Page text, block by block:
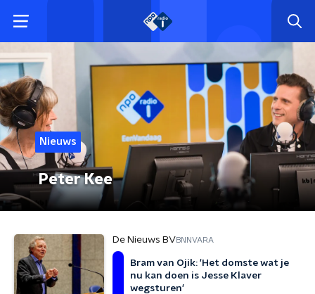
Nieuws
Peter Kee
De Nieuws BVBNNVARA
Bram van Ojik: 'Het domste wat je
nu kan doen is Jesse Klaver
wegsturen'